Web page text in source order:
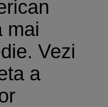
mai
Vezi
a